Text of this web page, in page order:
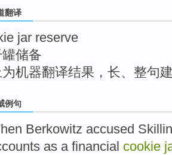
翻译
jar reserve
储备
为机器翻译结果，长、整句
例句
Berkowitz accused
as a financial cookie